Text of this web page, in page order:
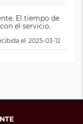
El tiempo de
el servicio.
el: 2025-03-12